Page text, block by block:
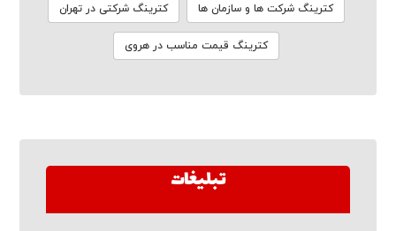
کترینگ شرکت ها و سازمان ها کترینگ شرکتی در تهران
کترینگ قیمت مناسب در هروی
تبلیغات